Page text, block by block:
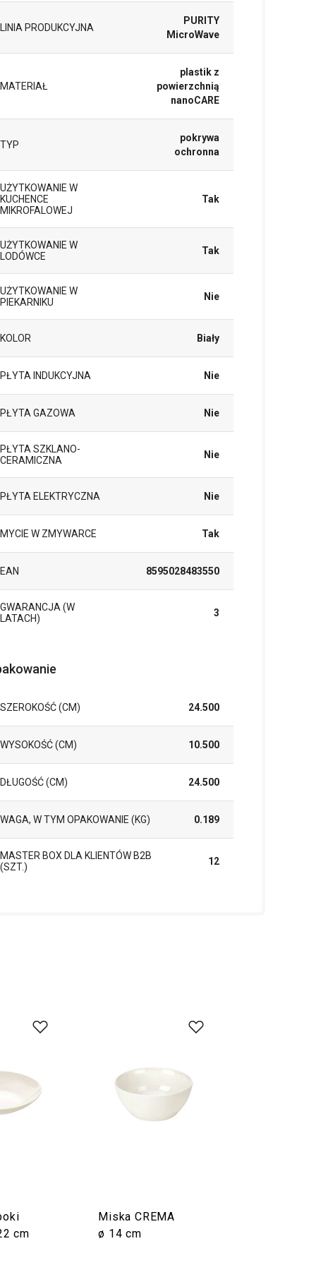
LINIA PRODUKCYJNA
PURITY
MicroWave
MATERIAŁ
plastik z
powierzchnią
nanoCARE
TYP
pokrywa
ochronna
UŻYTKOWANIE W
KUCHENCE
MIKROFALOWEJ
Tak
UŻYTKOWANIE W
LODÓWCE
Tak
UŻYTKOWANIE W
PIEKARNIKU
Nie
KOLOR Biały
PŁYTA INDUKCYJNA Nie
PŁYTA GAZOWA Nie
PŁYTA SZKLANO-
CERAMICZNA
Nie
PŁYTA ELEKTRYCZNA Nie
MYCIE W ZMYWARCE Tak
EAN 8595028483550
GWARANCJA (W
LATACH)
3
SZEROKOŚĆ (CM) 24.500
WYSOKOŚĆ (CM) 10.500
DŁUGOŚĆ (CM) 24.500
WAGA, W TYM OPAKOWANIE (KG) 0.189
MASTER BOX DLA KLIENTÓW B2B
(SZT.)
12
cm
Miska CREMA
ø 14 cm